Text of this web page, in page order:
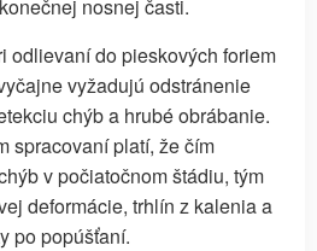
nosnej časti.
odlievaní do pieskových foriem
vyžadujú odstránenie
chýb a hrubé obrábanie.
spracovaní platí, že čím
v počiatočnom štádiu, tým
deformácie, trhlín z kalenia a
po popúšťaní.